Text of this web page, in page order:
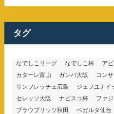
ゴ
リ
ー
タグ
なでしこリーグ なでしこ杯 ア
カターレ富山
ガンバ大阪 コン
サンフレッチェ広島
ジェフユナイ
セレッソ大阪
ナビスコ杯
ファ
ブラウブリッツ秋田
ベガルタ仙台